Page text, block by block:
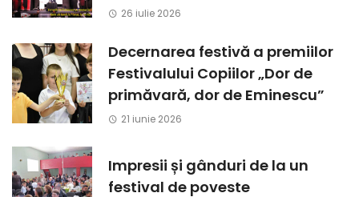
26 iulie 2026
Decernarea festivă a premiilor
Festivalului Copiilor „Dor de
primăvară, dor de Eminescu”
21 iunie 2026
Impresii și gânduri de la un
festival de poveste